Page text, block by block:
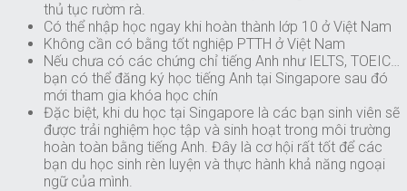
thủ tục rườm rà.
Có thể nhập học ngay khi hoàn thành lớp 10 ở Việt Nam
Không cần có bằng tốt nghiệp PTTH ở Việt Nam
Nếu chưa có các chứng chỉ tiếng Anh như IELTS, TOEIC…
bạn có thể đăng ký học tiếng Anh tại Singapore sau đó
mới tham gia khóa học chín
Đặc biệt, khi du học tại Singapore là các bạn sinh viên sẽ
được trải nghiệm học tập và sinh hoạt trong môi trường
hoàn toàn bằng tiếng Anh. Đây là cơ hội rất tốt để các
bạn du học sinh rèn luyện và thực hành khả năng ngoại
ngữ của mình.